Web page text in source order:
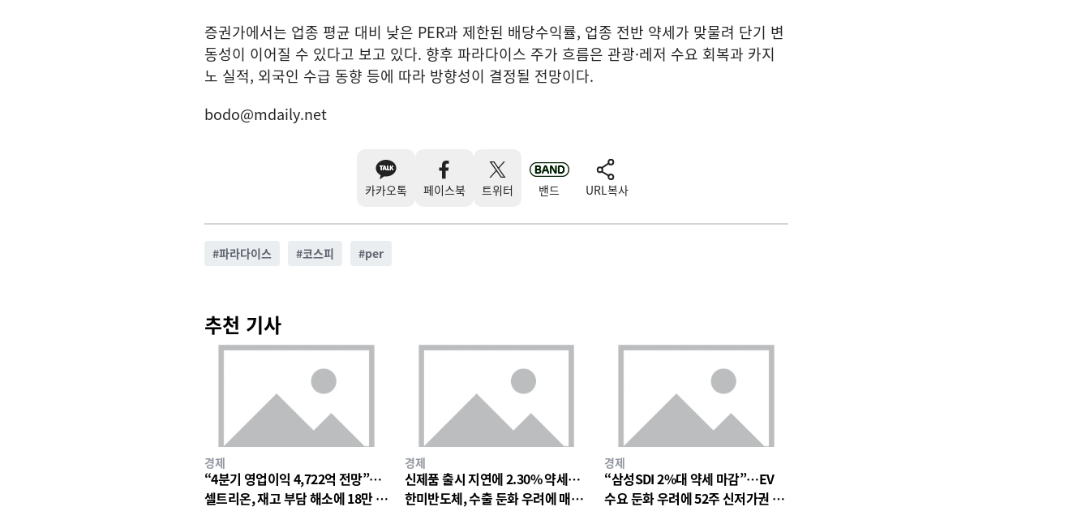
증권가에서는 업종 평균 대비 낮은 PER과 제한된 배당수익률, 업종 전반 약세가 맞물려 단기 변
동성이 이어질 수 있다고 보고 있다. 향후 파라다이스 주가 흐름은 관광·레저 수요 회복과 카지
노 실적, 외국인 수급 동향 등에 따라 방향성이 결정될 전망이다.
bodo@mdaily.net
카카오톡 페이스북 트위터 밴드 URL복사
#파라다이스 #코스피 #per
추천 기사
경제
“4분기 영업이익 4,722억 전망”…
셀트리온, 재고 부담 해소에 18만 원
경제
신제품 출시 지연에 2.30% 약세…
한미반도체, 수출 둔화 우려에 매물
경제
“삼성SDI 2%대 약세 마감”…EV
수요 둔화 우려에 52주 신저가권 압